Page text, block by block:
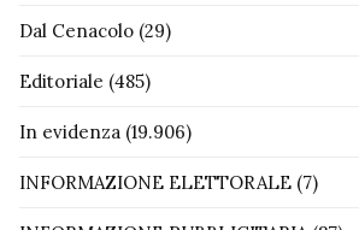
Dal Cenacolo (29)
Editoriale (485)
In evidenza (19.906)
INFORMAZIONE ELETTORALE (7)